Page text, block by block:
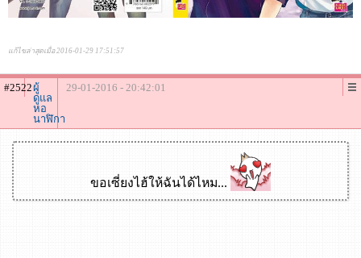
แก้ไขล่าสุดเมื่อ 2016-01-29 17:51:57
#2522ผู้
ดูแล
หอ
นาฬิกา
29-01-2016 - 20:42:01
ขอเซี่ยงไฮ้ให้ฉันได้ไหม...